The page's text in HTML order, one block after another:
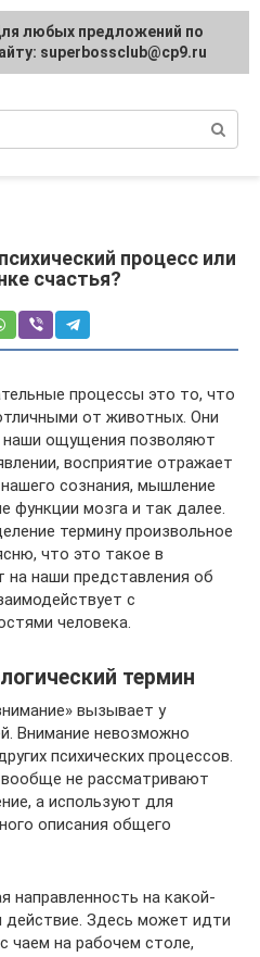
и
процесс или
счастья?
процессы это то, что
от животных. Они
ощущения позволяют
восприятие отражает
сознания, мышление
функции мозга и так далее.
термину произвольное
что это такое в
на наши представления об
с
человека.
термин
вызывает у
Внимание невозможно
психических процессов.
вообще не рассматривают
а используют для
описания общего
направленность на какой-
действие. Здесь может идти
чаем на рабочем столе,
любых предложений по
superbossclub@cp9.ru